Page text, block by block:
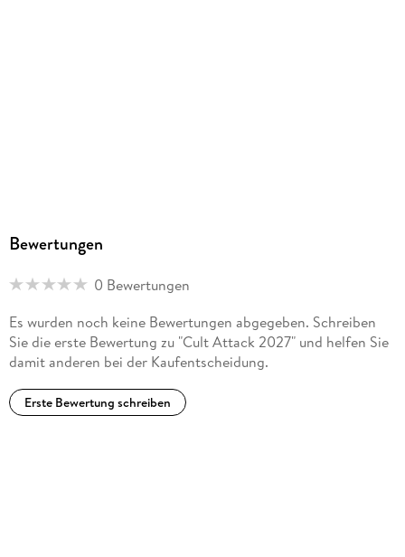
Bewertungen
0 Bewertungen
Es wurden noch keine Bewertungen abgegeben. Schreiben
Sie die erste Bewertung zu "Cult Attack 2027" und helfen Sie
damit anderen bei der Kaufentscheidung.
Erste Bewertung schreiben